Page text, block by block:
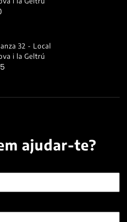
32 - Local
i la Geltrú
ajudar-te?